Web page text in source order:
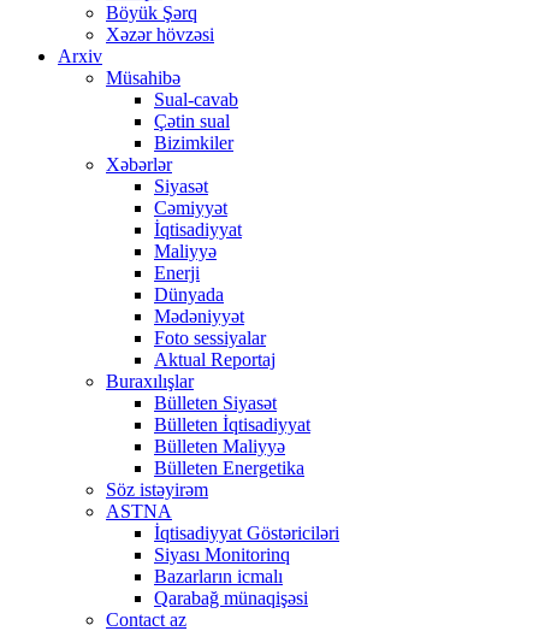
Böyük Şərq
Xəzər hövzəsi
Arxiv
Müsahibə
Sual-cavab
Çətin sual
Bizimkiler
Xəbərlər
Siyasət
Cəmiyyət
İqtisadiyyat
Maliyyə
Enerji
Dünyada
Mədəniyyət
Foto sessiyalar
Aktual Reportaj
Buraxılışlar
Bülleten Siyasət
Bülleten İqtisadiyyat
Bülleten Maliyyə
Bülleten Energetika
Söz istəyirəm
ASTNA
İqtisadiyyat Göstəriciləri
Siyası Monitorinq
Bazarların icmalı
Qarabağ münaqişəsi
Contact az